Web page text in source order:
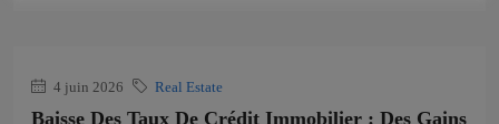
4 juin 2026 Real Estate
Baisse Des Taux De Crédit Immobilier : Des Gains